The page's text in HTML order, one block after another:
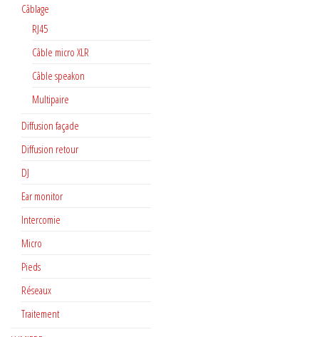
Câblage
RJ45
Câble micro XLR
Câble speakon
Multipaire
Diffusion façade
Diffusion retour
DJ
Ear monitor
Intercomie
Micro
Pieds
Réseaux
Traitement